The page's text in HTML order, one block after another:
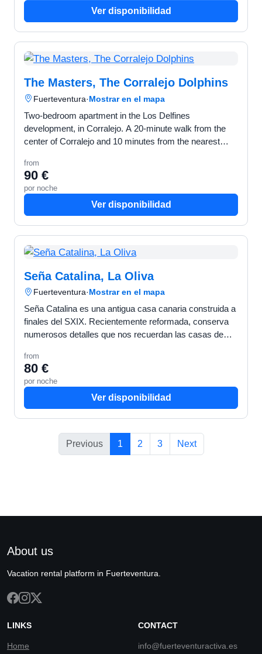
Ver disponibilidad
The Masters, The Corralejo Dolphins
Fuerteventura·Mostrar en el mapa
Two-bedroom apartment in the Los Delfines
development, in Corralejo. A 20-minute walk from the
center of Corralejo and 10 minutes from the nearest
direct …
from
90 €
por noche
Ver disponibilidad
Seña Catalina, La Oliva
Fuerteventura·Mostrar en el mapa
Seña Catalina es una antigua casa canaria construida a
finales del SXIX. Recientemente reformada, conserva
numerosos detalles que nos recuerdan las casas de
from
80 €
por noche
Ver disponibilidad
Previous 1 2 3 Next
About us
Vacation rental platform in Fuerteventura.
LINKS
Home
CONTACT
info@fuerteventuractiva.es